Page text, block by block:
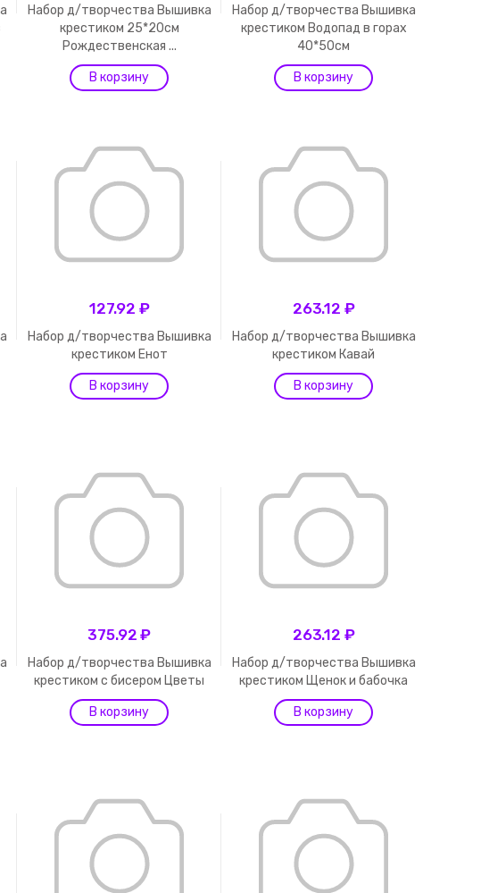
Набор д/творчества Вышивка
крестиком 25*20см
Рождественская ...
Набор д/творчества Вышивка
крестиком Водопад в горах
40*50см
127.92 ₽
Набор д/творчества Вышивка
крестиком Енот
263.12 ₽
Набор д/творчества Вышивка
крестиком Кавай
375.92 ₽
Набор д/творчества Вышивка
крестиком с бисером Цветы
263.12 ₽
Набор д/творчества Вышивка
крестиком Щенок и бабочка